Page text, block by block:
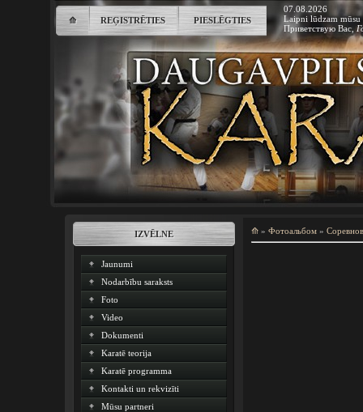
⟰ REĢISTRĒTIES PIESLĒGTIES
07.08.2026
Laipni lūdzam mūsu
Приветствую Вас ,
IZVĒLNE
Jaunumi
Nodarbību saraksts
Foto
Video
Dokumenti
Karatē teorija
Karatē programma
Kontakti un rekvizīti
Mūsu partneri
⟰ » Фотоальбом »